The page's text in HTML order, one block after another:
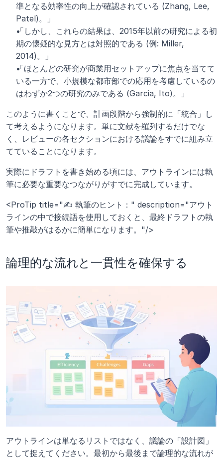
準となる効率性の向上が確認されている (Zhang, Lee,
Patel)。」
「しかし、これらの結果は、2015年以前の研究による初
期の懐疑的な見方とは対照的である (例: Miller,
2014)。」
「ほとんどの研究が商業用セットアップに焦点を当てて
いる一方で、小規模な都市部での応用を考慮しているの
はわずか2つの研究のみである (Garcia, Ito)。」
このように書くことで、計画段階から強制的に「統合」し
て考えるようになります。単に文献を羅列するだけでな
く、レビューの各セクションにおける議論をすでに組み立
てていることになります。
実際にドラフトを書き始める頃には、アウトラインには執
筆に必要な重要なつながりがすでに完成しています。
<ProTip title="✍️ 執筆のヒント：" description="アウト
ラインの中で接続語を使用しておくと、最終ドラフトの執
筆や推敲がはるかに簡単になります。"/>
論理的な流れと一貫性を確保する
アウトラインは単なるリストではなく、議論の「設計図」
として捉えてください。最初から最後まで論理的な流れが